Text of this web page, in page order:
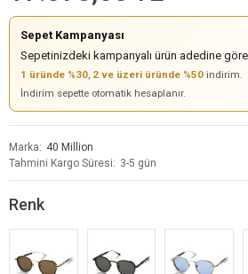
Sepet Kampanyası
Sepetinizdeki kampanyalı ürün adedine
1 üründe %30, 2 ve üzeri üründe %50 indirim.
İndirim sepette otomatik hesaplanır.
Marka
40 Million
Tahmini Kargo Süresi
3-5 gün
Renk